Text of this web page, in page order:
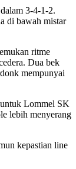
3-4-1-2.
di bawah mistar
ritme
Dua bek
mempunyai
Lommel SK
lebih menyerang
kepastian line